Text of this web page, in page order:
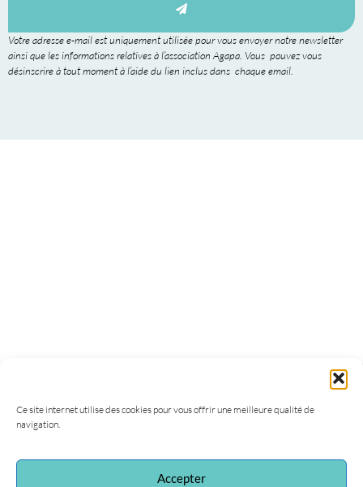
Ce site internet utilise des cookies pour vous offrir une meilleure qualité de
navigation.
Accepter
Votre adresse e-mail est uniquement utilisée pour vous envoyer notre newsletter
ainsi que les informations relatives à l’association Agapa. Vous pouvez vous
désinscrire à tout moment à l’aide du lien inclus dans chaque email.